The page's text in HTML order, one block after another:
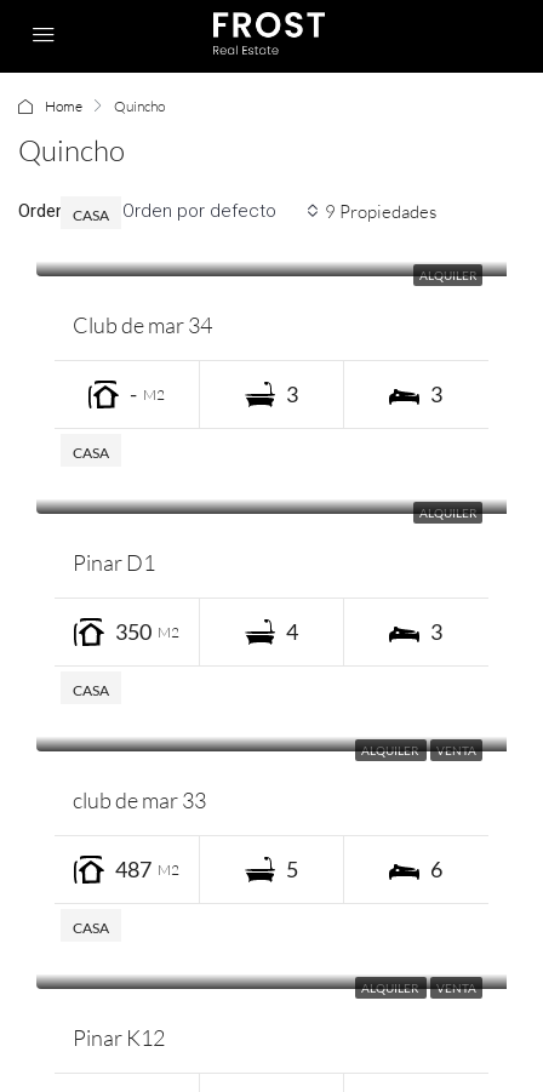
Home Quincho
Quincho
9 Propiedades
Ordenar por: Orden por defecto
ALQUILER
Club de mar 34
- M2 3 3
CASA
ALQUILER
Pinar D1
350 M2 4 3
CASA
ALQUILER VENTA
club de mar 33
487 M2 5 6
CASA
ALQUILER VENTA
Pinar K12
CASA